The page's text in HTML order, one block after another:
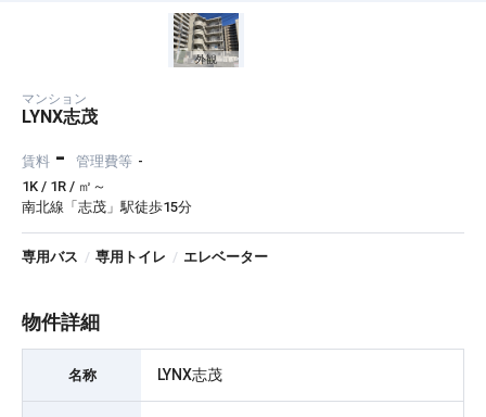
外観
マンション
LYNX志茂
賃料 - 管理費等 -
1K / 1R / ㎡～
南北線「志茂」駅徒歩15分
専用バス / 専用トイレ / エレベーター
物件詳細
名称 LYNX志茂